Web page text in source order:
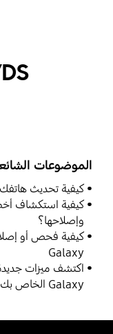
الموضوعات
كيفية تحديث
وإصلاحها؟
Galaxy
Galaxy الخاص بك